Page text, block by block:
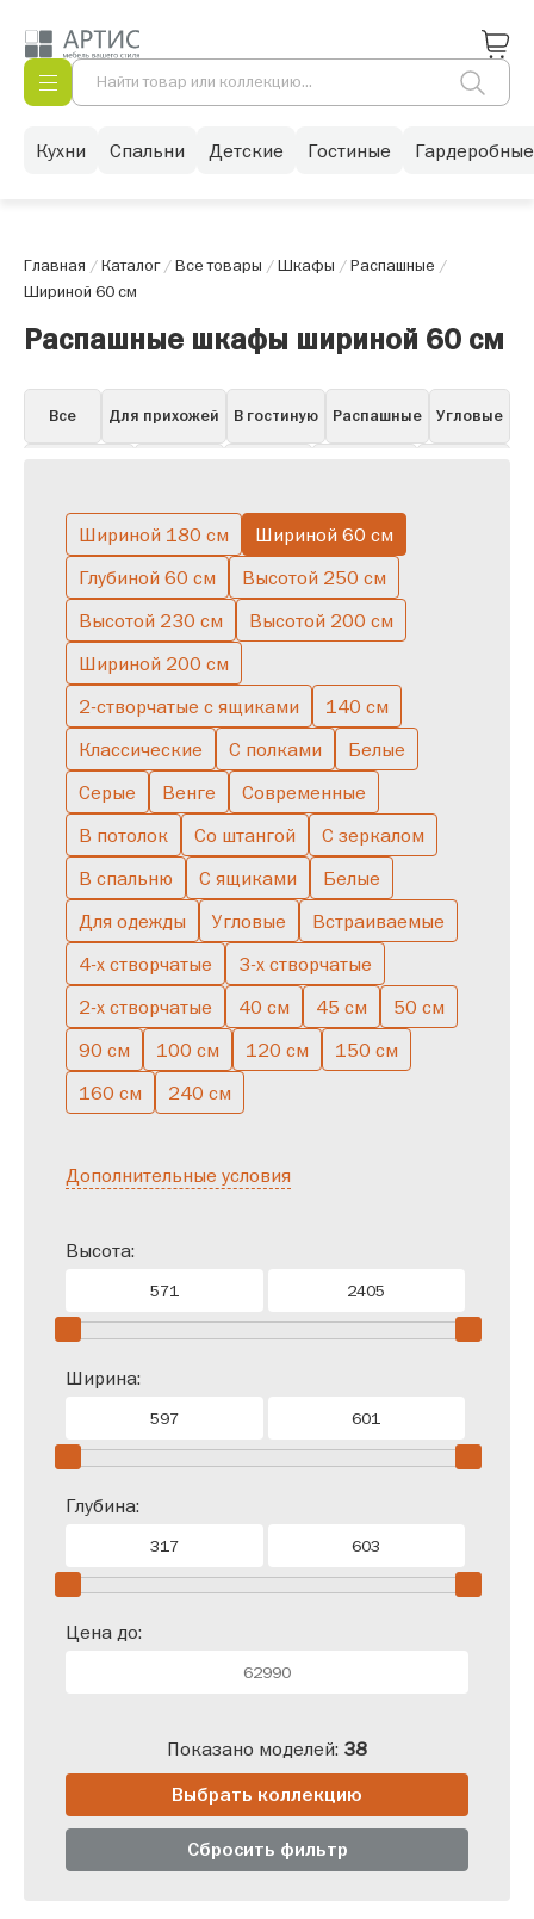
Кухни Спальни Детские Гостиные Гардеробные
Главная /Каталог/Все товары /Шкафы /Распашные /
Шириной 60 см
Распашные шкафы шириной 60 см
Все Для прихожей В гостиную Распашные Угловые
Витрины Пеналы Белые в гостиную Горки
С зеркалом С ящиками Низкие Буфет Узкие
С подсветкой Скандинавские
Полуоткрытые Большие Двухстворчатые
Однодверные Со штангой
Шириной 180 см
Шириной 60 см
Глубиной 60 см
Высотой 250 см
Высотой 230 см
Высотой 200 см
Шириной 200 см
2-створчатые с ящиками
140 см
Классические
С полками
Белые
Серые
Венге
Современные
В потолок
Со штангой
С зеркалом
В спальню
С ящиками
Белые
Для одежды
Угловые
Встраиваемые
4-х створчатые
3-х створчатые
2-х створчатые
40 см 45 см
50 см
90 см
100 см 120 см
150 см
160 см
240 см
Дополнительные условия
Высота:
Ширина:
Глубина:
Цена до:
Показано моделей: 38
Сбросить фильтр
Выбрать коллекцию